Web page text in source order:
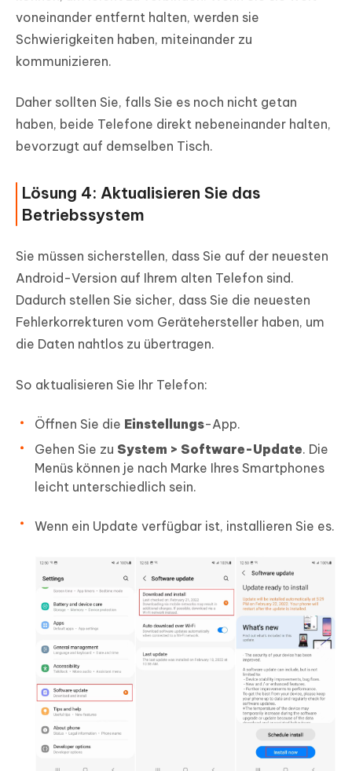
voneinander entfernt halten, werden sie
Schwierigkeiten haben, miteinander zu
kommunizieren.
Daher sollten Sie, falls Sie es noch nicht getan
haben, beide Telefone direkt nebeneinander halten,
bevorzugt auf demselben Tisch.
Lösung 4: Aktualisieren Sie das
Betriebssystem
Sie müssen sicherstellen, dass Sie auf der neuesten
Android-Version auf Ihrem alten Telefon sind.
Dadurch stellen Sie sicher, dass Sie die neuesten
Fehlerkorrekturen vom Gerätehersteller haben, um
die Daten nahtlos zu übertragen.
So aktualisieren Sie Ihr Telefon:
Öffnen Sie die Einstellungs-App.
Gehen Sie zu System > Software-Update. Die
Menüs können je nach Marke Ihres Smartphones
leicht unterschiedlich sein.
Wenn ein Update verfügbar ist, installieren Sie es.